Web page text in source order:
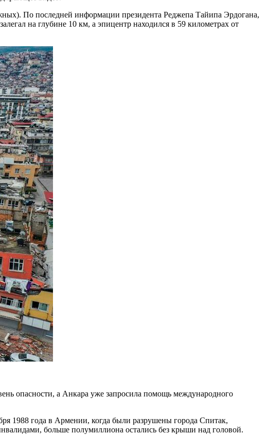
По последней информации президента Реджепа Тайипа Эрдогана,
на глубине 10 км, а эпицентр находился в 59 километрах от
опасности, а Анкара уже запросила помощь международного
1988 года в Армении, когда были разрушены города Спитак,
больше полумиллиона остались без крыши над головой.